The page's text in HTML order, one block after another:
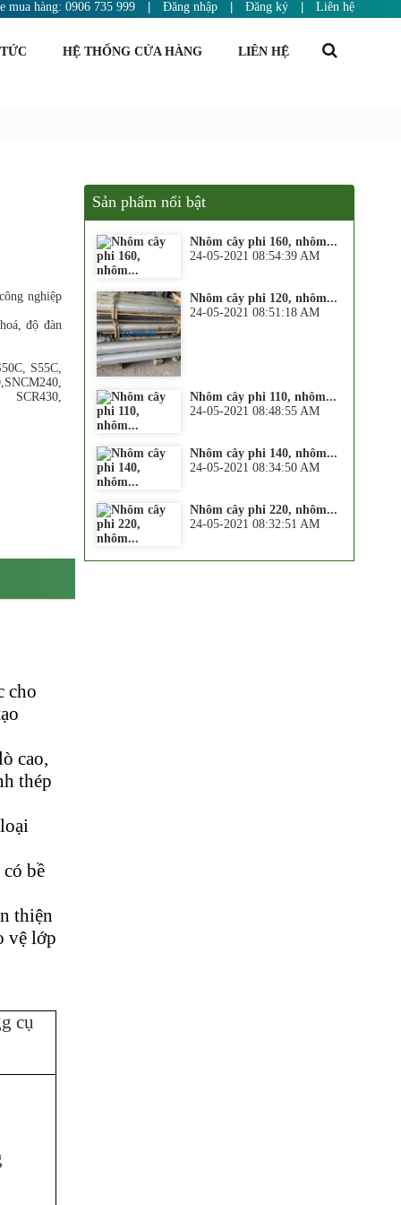
mua hàng: 0906 735 999 Đăng nhập Đăng ký Liên hệ
HỆ THỐNG CỬA HÀNG LIÊN HỆ
nghiệp
độ đàn
S55C,
SCR430,
cho
cao,
thép
bề
thiện
vệ lớp
cụ
Sản phẩm nổi bật
Nhôm cây phi 160, nhôm...
24-05-2021 08:54:39 AM
Nhôm cây phi 120, nhôm...
24-05-2021 08:51:18 AM
Nhôm cây phi 110, nhôm...
24-05-2021 08:48:55 AM
Nhôm cây phi 140, nhôm...
24-05-2021 08:34:50 AM
Nhôm cây phi 220, nhôm...
24-05-2021 08:32:51 AM